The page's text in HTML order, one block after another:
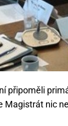
připoměli
nic